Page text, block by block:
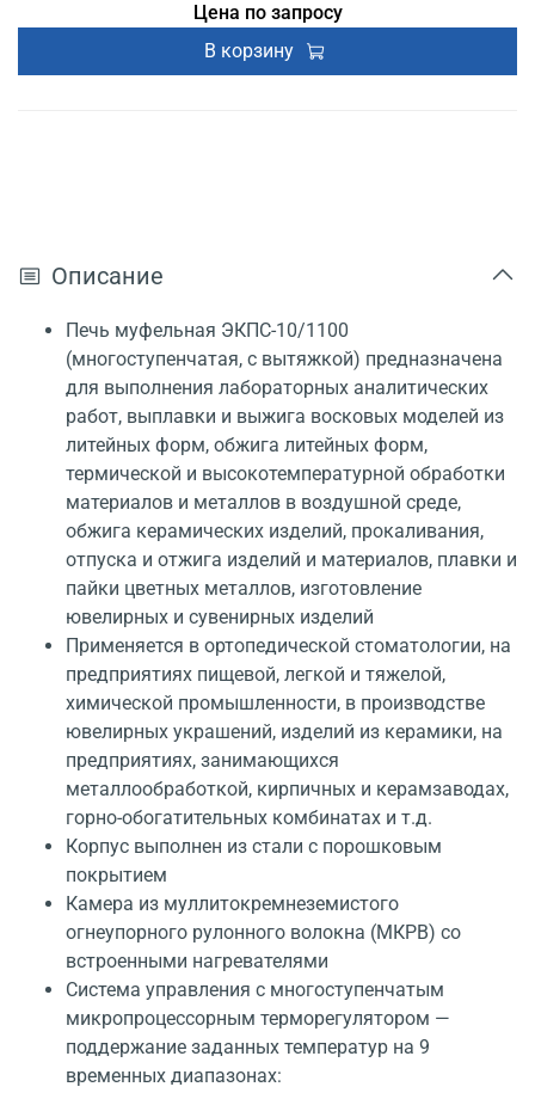
Цена по запросу
В корзину
Описание
Печь муфельная ЭКПС-10/1100
(многоступенчатая, с вытяжкой) предназначена
для выполнения лабораторных аналитических
работ, выплавки и выжига восковых моделей из
литейных форм, обжига литейных форм,
термической и высокотемпературной обработки
материалов и металлов в воздушной среде,
обжига керамических изделий, прокаливания,
отпуска и отжига изделий и материалов, плавки и
пайки цветных металлов, изготовление
ювелирных и сувенирных изделий
Применяется в ортопедической стоматологии, на
предприятиях пищевой, легкой и тяжелой,
химической промышленности, в производстве
ювелирных украшений, изделий из керамики, на
предприятиях, занимающихся
металлообработкой, кирпичных и керамзаводах,
горно-обогатительных комбинатах и т.д.
Корпус выполнен из стали с порошковым
покрытием
Камера из муллитокремнеземистого
огнеупорного рулонного волокна (МКРВ) со
встроенными нагревателями
Система управления с многоступенчатым
микропроцессорным терморегулятором —
поддержание заданных температур на 9
временных диапазонах: